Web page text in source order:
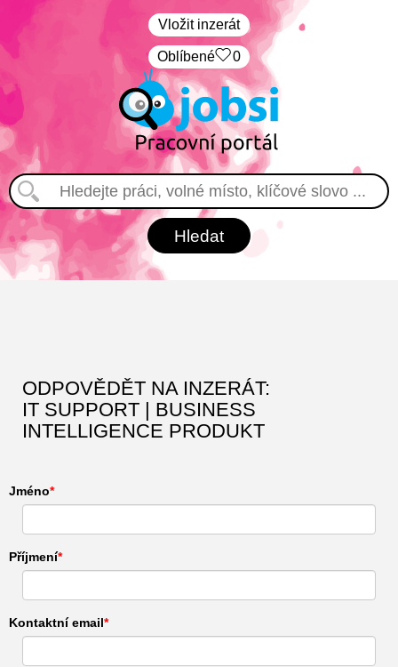
Vložit inzerát
Oblíbené 0
ODPOVĚDĚT NA INZERÁT:
IT SUPPORT | BUSINESS
INTELLIGENCE PRODUKT
Jméno
Příjmení
Kontaktní email